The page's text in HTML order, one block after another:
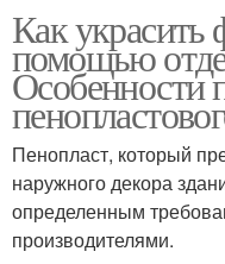
Как украсить
помощью
Особенности
Пенопласт, который
наружного декора
определенным
производителями.